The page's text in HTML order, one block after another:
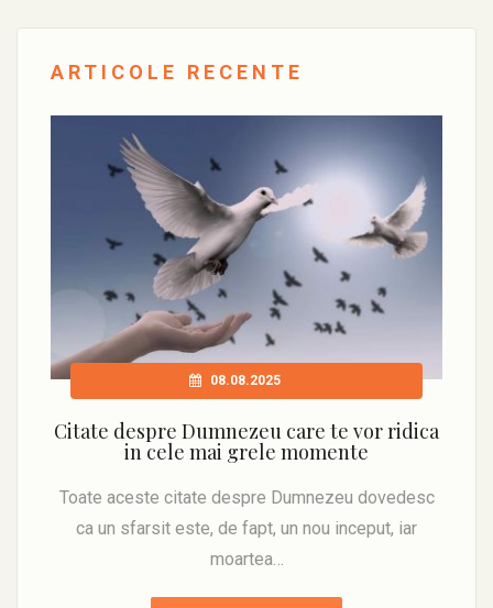
ARTICOLE RECENTE
08.08.2025
Citate despre Dumnezeu care te vor ridica
in cele mai grele momente
Toate aceste citate despre Dumnezeu dovedesc
ca un sfarsit este, de fapt, un nou inceput, iar
moartea…